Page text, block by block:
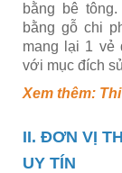
bằng bê
bằng gỗ chi
mang lại 1 vẻ
với mục đích
Xem thêm:
II. ĐƠN VỊ
UY TÍN